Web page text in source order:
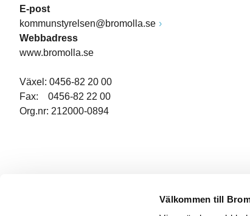
Välkommen till
E-post
kommunstyrelsen@bromolla.se
Webbadress
www.bromolla.se
Växel: 0456-82 20 00
Fax: 0456-82 22 00
Org.nr: 212000-0894